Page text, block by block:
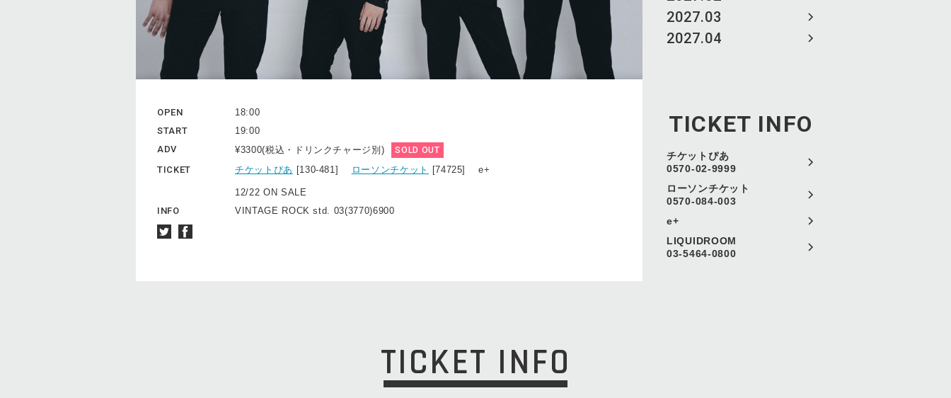
2027.03
2027.04
TICKET INFO
チケットぴあ
0570-02-9999
ローソンチケット
0570-084-003
e+
LIQUIDROOM
03-5464-0800
OPEN
18:00
START
19:00
ADV
¥3300(税込・ドリンクチャージ別) SOLD OUT
TICKET チケットぴあ [130-481] ローソンチケット [74725] e+
12/22 ON SALE
INFO
VINTAGE ROCK std. 03(3770)6900
TICKET INFO